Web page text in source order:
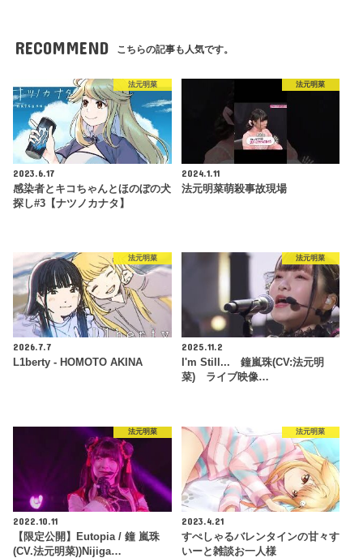
RECOMMEND こちらの記事も人気です。
法元明菜
2023.6.17
感染者とキコちゃんとほのぼの犬
探し#3【ナツノカナタ】
法元明菜
2024.1.11
法元明菜萌殺事故現場
法元明菜
2026.7.7
L1berty - HOMOTO AKINA
法元明菜
2025.11.2
I'm Still... 鐘嵐珠(CV:法元明
菜) ライブ映像…
法元明菜
2022.10.11
【限定公開】Eutopia / 鐘 嵐珠
(CV.法元明菜))Nijiga…
法元明菜
2023.4.21
すぺしゃるバレンタインの甘々す
いーと雑談お一人様